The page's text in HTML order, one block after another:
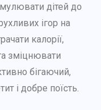
дітей до
ігор на
калорії,
зміцнювати
бігаючий,
і добре поїсть.